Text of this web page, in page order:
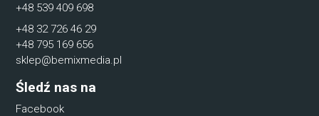
+48 539 409 698
+48 32 726 46 29
+48 795 169 656
sklep@bemixmedia.pl
Śledź nas na
Facebook